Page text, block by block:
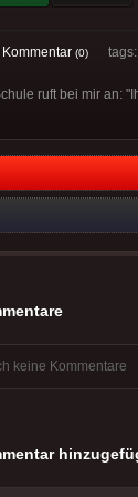
Kommentar (0)
ruft bei mir an:
keine Kommentare